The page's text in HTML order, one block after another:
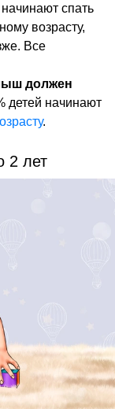
спать
возрасту,
Все
должен
детей начинают
.
2 лет